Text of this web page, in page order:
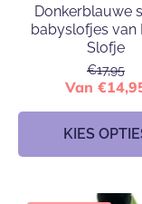
Donkerblauwe
babyslofjes van
Slofje
€17,95
Van
KIES